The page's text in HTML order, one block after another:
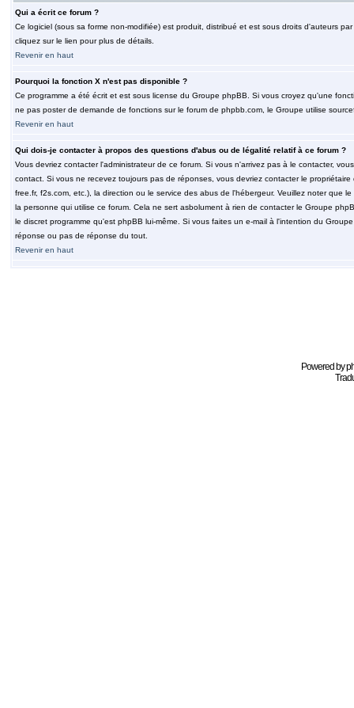
Qui a écrit ce forum ?
Ce logiciel (sous sa forme non-modifiée) est produit, distribué et est sous droits d'auteurs
cliquez sur le lien pour plus de détails.
Revenir en haut
Pourquoi la fonction X n'est pas disponible ?
Ce programme a été écrit et est sous license du Groupe phpBB. Si vous croyez qu'une
ne pas poster de demande de fonctions sur le forum de phpbb.com, le Groupe utilise
Revenir en haut
Qui dois-je contacter à propos des questions d'abus ou de légalité relatif à ce forum ?
Vous devriez contacter l'administrateur de ce forum. Si vous n'arrivez pas à le contacter,
contact. Si vous ne recevez toujours pas de réponses, vous devriez contacter le
free.fr, f2s.com, etc.), la direction ou le service des abus de l'hébergeur. Veuillez noter
la personne qui utilise ce forum. Cela ne sert asbolument à rien de contacter le Groupe
le discret programme qu'est phpBB lui-même. Si vous faites un e-mail à l'intention du
réponse ou pas de réponse du tout.
Revenir en haut
Powered by